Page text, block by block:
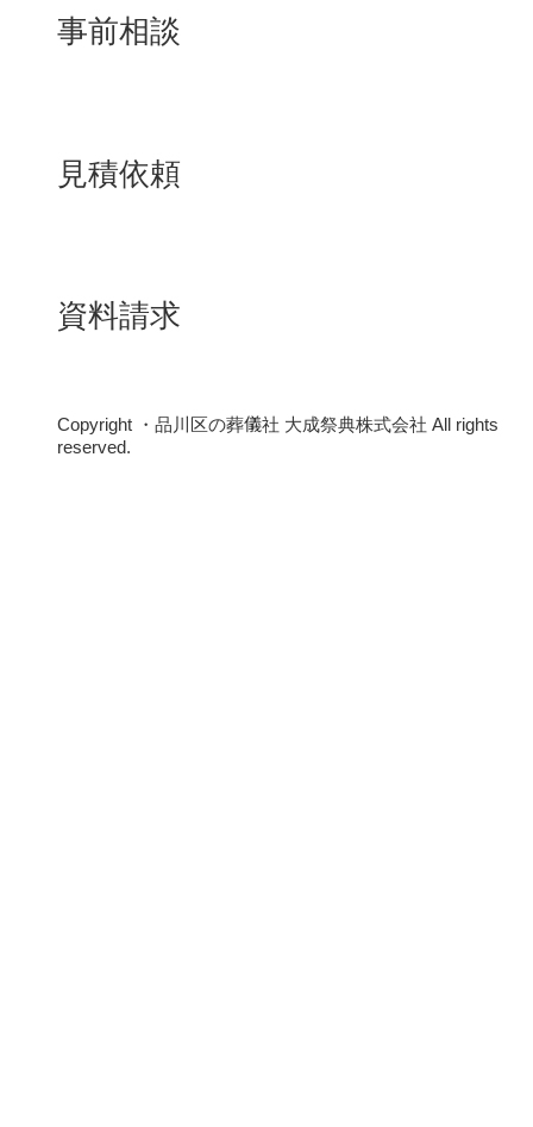
事前相談
見積依頼
資料請求
Copyright ・品川区の葬儀社 大成祭典株式会社 All rights
reserved.